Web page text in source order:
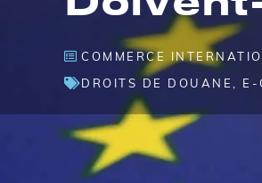
COMMERCE
DROITS DE DOUANE
E-